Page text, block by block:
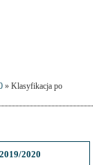
» Klasyfikacja po
2020